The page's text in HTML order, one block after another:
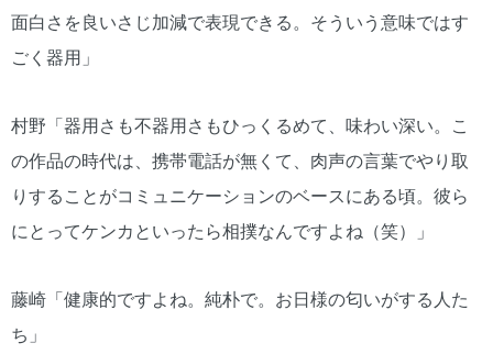
面白さを良いさじ加減で表現できる。そういう意味ではす
ごく器用」
村野「器用さも不器用さもひっくるめて、味わい深い。こ
の作品の時代は、携帯電話が無くて、肉声の言葉でやり取
りすることがコミュニケーションのベースにある頃。彼ら
にとってケンカといったら相撲なんですよね（笑）」
藤崎「健康的ですよね。純朴で。お日様の匂いがする人た
ち」